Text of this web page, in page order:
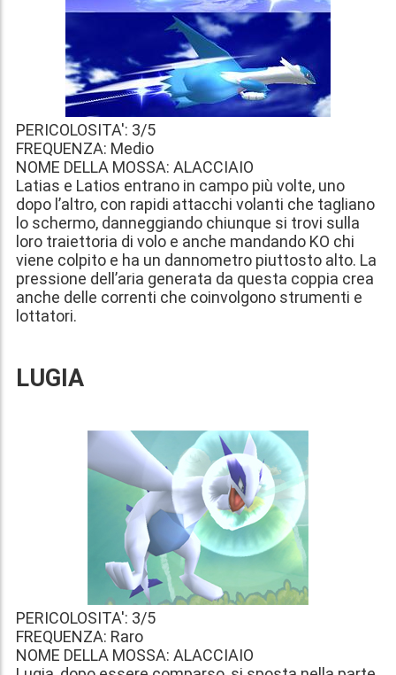
PERICOLOSITA': 3/5
FREQUENZA: Medio
NOME DELLA MOSSA: ALACCIAIO
Latias e Latios entrano in campo più volte, uno
dopo l’altro, con rapidi attacchi volanti che tagliano
lo schermo, danneggiando chiunque si trovi sulla
loro traiettoria di volo e anche mandando KO chi
viene colpito e ha un dannometro piuttosto alto. La
pressione dell’aria generata da questa coppia crea
anche delle correnti che coinvolgono strumenti e
lottatori.
LUGIA
PERICOLOSITA': 3/5
FREQUENZA: Raro
NOME DELLA MOSSA: ALACCIAIO